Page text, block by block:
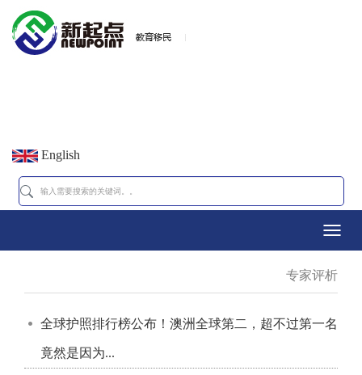
English
专家评析
全球护照排行榜公布！澳洲全球第二，超不过第一名
竟然是因为...